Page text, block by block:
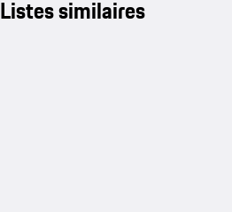
Listes similaires